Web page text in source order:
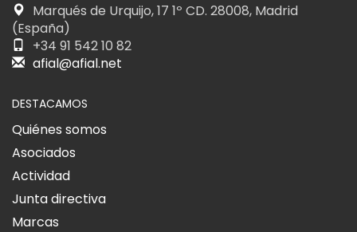
Marqués de Urquijo, 17 1º CD. 28008, Madrid
(España)
+34 91 542 10 82
afial@afial.net
DESTACAMOS
Quiénes somos
Asociados
Actividad
Junta directiva
Marcas